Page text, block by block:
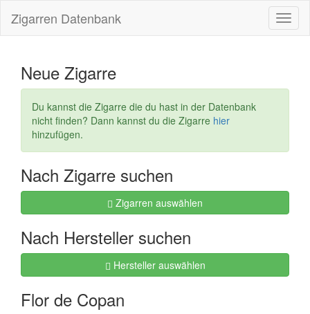
ein-/
Zigarren Datenbank
Neue Zigarre
Du kannst die Zigarre die du hast in der Datenbank
nicht finden? Dann kannst du die Zigarre hier
hinzufügen.
Nach Zigarre suchen
Zigarren auswählen
Nach Hersteller suchen
Hersteller auswählen
Flor de Copan